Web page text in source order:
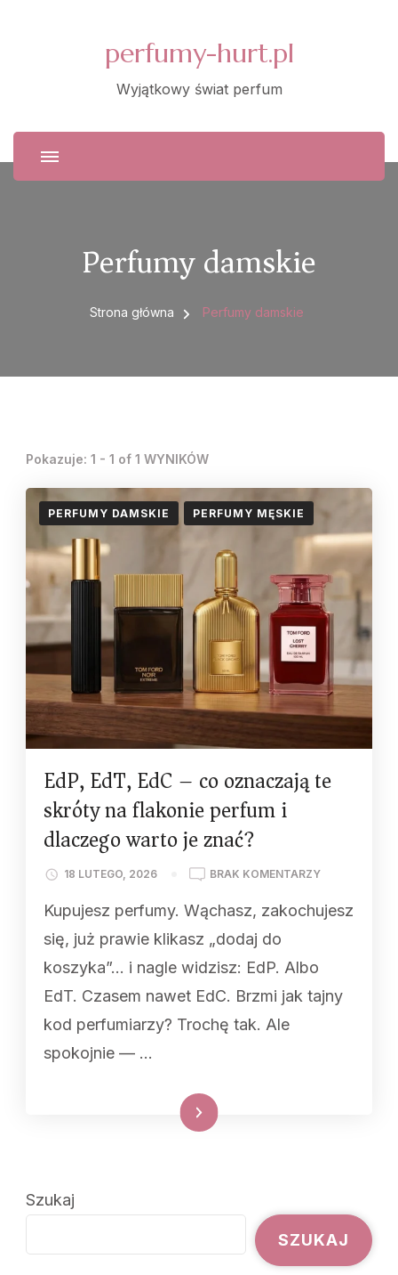
perfumy-hurt.pl
Wyjątkowy świat perfum
Perfumy damskie
Strona główna Perfumy damskie
Pokazuje: 1 - 1 of 1 WYNIKÓW
PERFUMY DAMSKIE PERFUMY MĘSKIE
EdP, EdT, EdC – co oznaczają te
skróty na flakonie perfum i
dlaczego warto je znać?
18 LUTEGO, 2026 BRAK KOMENTARZYDO
EDT,
TE
Kupujesz perfumy. Wąchasz, zakochujesz
się, już prawie klikasz „dodaj do
koszyka”… i nagle widzisz: EdP. Albo
EdT. Czasem nawet EdC. Brzmi jak tajny
kod perfumiarzy? Trochę tak. Ale
spokojnie — …
Dowiedz się więcej
Szukaj
SZUKAJ